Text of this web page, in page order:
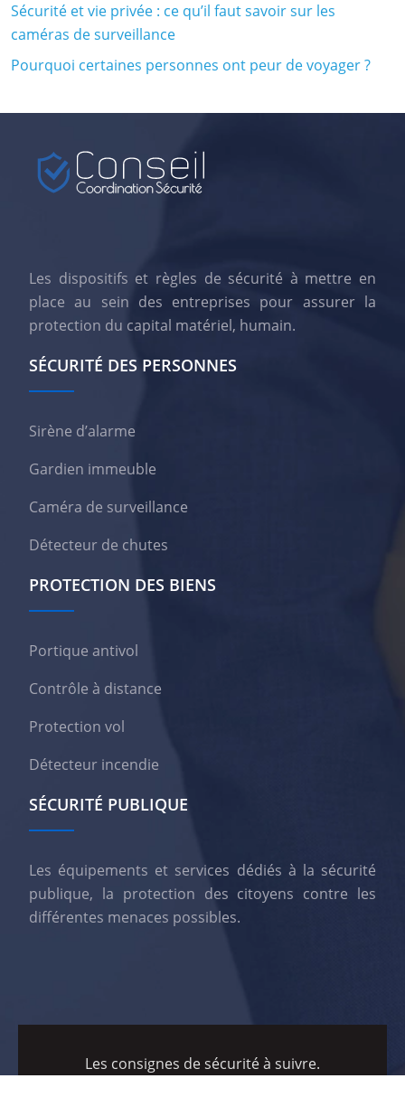
Sécurité et vie privée : ce qu’il faut savoir sur les
caméras de surveillance
Pourquoi certaines personnes ont peur de voyager ?
Les dispositifs et règles de sécurité à mettre en
place au sein des entreprises pour assurer la
protection du capital matériel, humain.
SÉCURITÉ DES PERSONNES
Sirène d’alarme
Gardien immeuble
Caméra de surveillance
Détecteur de chutes
PROTECTION DES BIENS
Portique antivol
Contrôle à distance
Protection vol
Détecteur incendie
SÉCURITÉ PUBLIQUE
Les équipements et services dédiés à la sécurité
publique, la protection des citoyens contre les
différentes menaces possibles.
Les consignes de sécurité à suivre.